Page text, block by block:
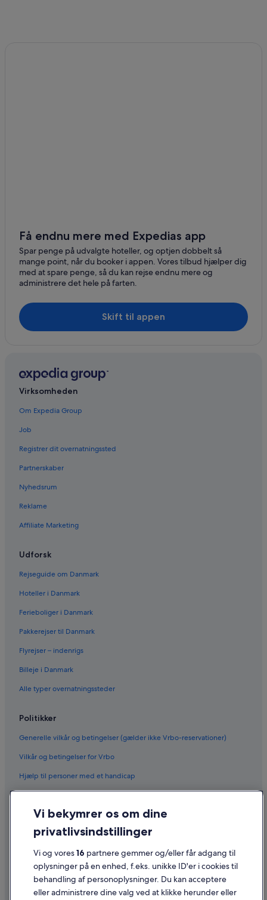
Få endnu mere med Expedias app
Spar penge på udvalgte hoteller, og optjen dobbelt så
mange point, når du booker i appen. Vores tilbud hjælper dig
med at spare penge, så du kan rejse endnu mere og
administrere det hele på farten.
Skift til appen
Virksomheden
Om Expedia Group
Job
Registrer dit overnatningssted
Partnerskaber
Nyhedsrum
Reklame
Affiliate Marketing
Udforsk
Rejseguide om Danmark
Hoteller i Danmark
Ferieboliger i Danmark
Pakkerejser til Danmark
Flyrejser – indenrigs
Billeje i Danmark
Alle typer overnatningssteder
Politikker
Generelle vilkår og betingelser (gælder ikke Vrbo-reservationer)
Vilkår og betingelser for Vrbo
Hjælp til personer med et handicap
Cookies
Generelle vilkår for brug
Juridiske oplysninger/Kontakt os
Retningslinjer for indhold og indberetning af indhold
Vi bekymrer os om dine
privatlivsindstillinger
Vi og vores16 partnere gemmer og/eller får adgang til
oplysninger på en enhed, f.eks. unikke ID'er i cookies til
behandling af personoplysninger. Du kan acceptere
eller administrere dine valg ved at klikke herunder eller